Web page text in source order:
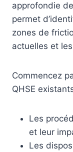
approfondie
permet
zones de
actuelles et
Commencez
QHSE
Les
et leur
Les